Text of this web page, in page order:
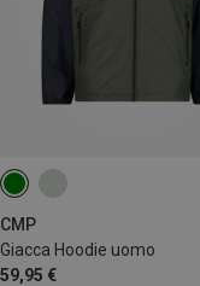
CMP
Giacca Hoodie uomo
59,95 €
XXL